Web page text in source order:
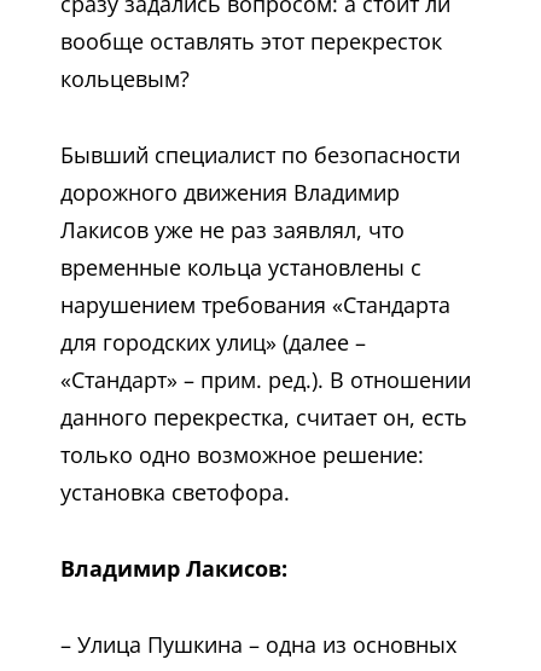
вообще оставлять этот перекресток
кольцевым?
Бывший специалист по безопасности
дорожного движения Владимир
Лакисов уже не раз заявлял, что
временные кольца установлены с
нарушением требования «Стандарта
для городских улиц» (далее –
«Стандарт» – прим. ред.). В отношении
данного перекрестка, считает он, есть
только одно возможное решение:
установка светофора.
Владимир Лакисов:
– Улица Пушкина – одна из основных